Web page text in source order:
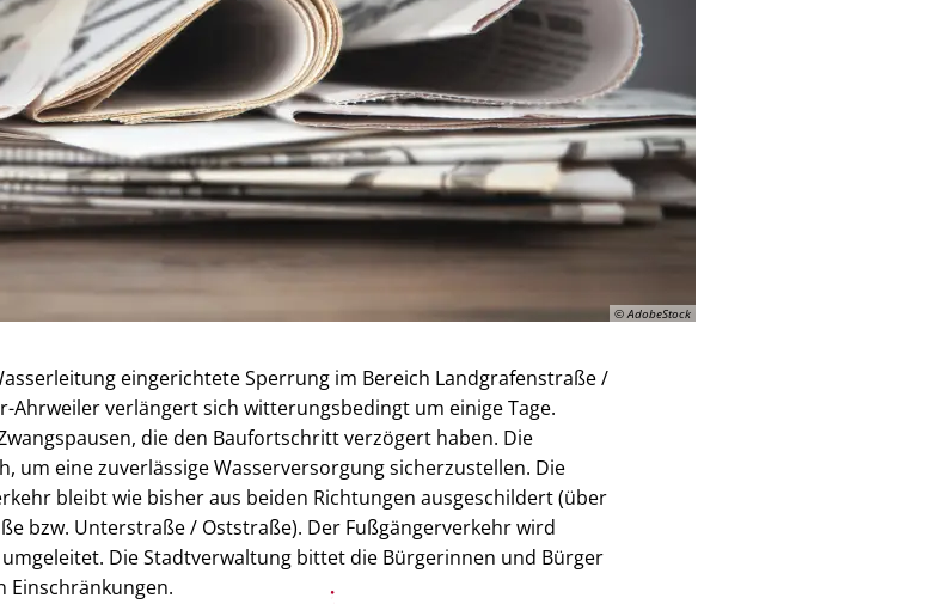
© AdobeStock
eingerichtete Sperrung im Bereich Landgrafenstraße /
Ahrweiler verlängert sich witterungsbedingt um einige Tage.
die den Baufortschritt verzögert haben. Die
um eine zuverlässige Wasserversorgung sicherzustellen. Die
bleibt wie bisher aus beiden Richtungen ausgeschildert (über
bzw. Unterstraße / Oststraße). Der Fußgängerverkehr wird
Die Stadtverwaltung bittet die Bürgerinnen und Bürger
Einschränkungen.